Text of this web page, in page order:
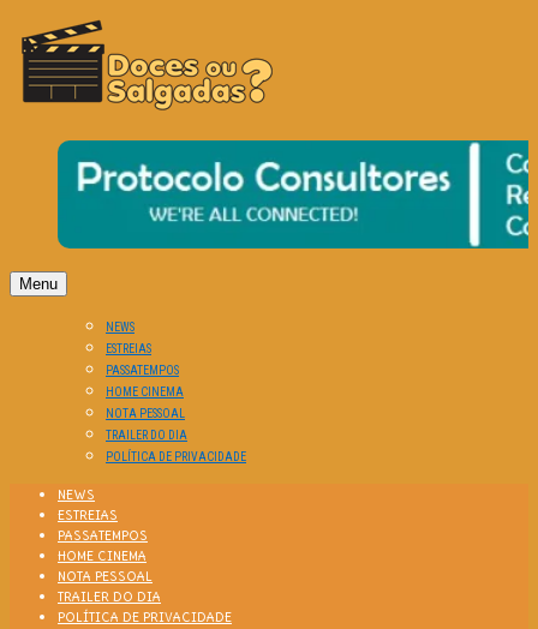
DOCES OU SALGADAS?
O Cinema? Uma Paixão!!
Menu
NEWS
ESTREIAS
PASSATEMPOS
HOME CINEMA
NOTA PESSOAL
TRAILER DO DIA
POLÍTICA DE PRIVACIDADE
NEWS
ESTREIAS
PASSATEMPOS
HOME CINEMA
NOTA PESSOAL
TRAILER DO DIA
POLÍTICA DE PRIVACIDADE